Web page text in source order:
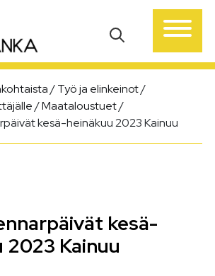
/Työ ja elinkeinot/
/Maataloustuet/
kesä-heinäkuu 2023 Kainuu
kesä-
2023 Kainuu